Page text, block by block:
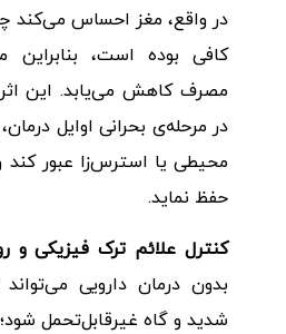
در واقع، مغز احساس می‌کند
کافی بوده است،
مصرف کاهش می‌یابد. این
در مرحله‌ی بحرانی اوایل
محیطی یا استرس‌زا عبور کند
حفظ نماید.
کنترل علائم ترک فیزیکی و
بدون درمان دارویی
شدید و گاه غیرقابل‌تحمل